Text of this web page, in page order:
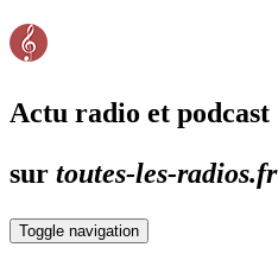
Actu radio et podcast
sur toutes-les-radios.fr
Toggle navigation